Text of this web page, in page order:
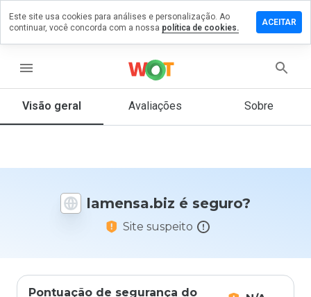
menu
Visão geral Avaliações Sobre
lamensa.biz é seguro?
Site suspeito
Pontuação de segurança do
um
que
Este site usa cookies para análises e personalização. Ao
continuar, você concorda com a nossa política de cookies.
ACEITAR